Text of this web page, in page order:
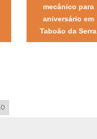
mecânico para
aniversário em
Taboão da Serra